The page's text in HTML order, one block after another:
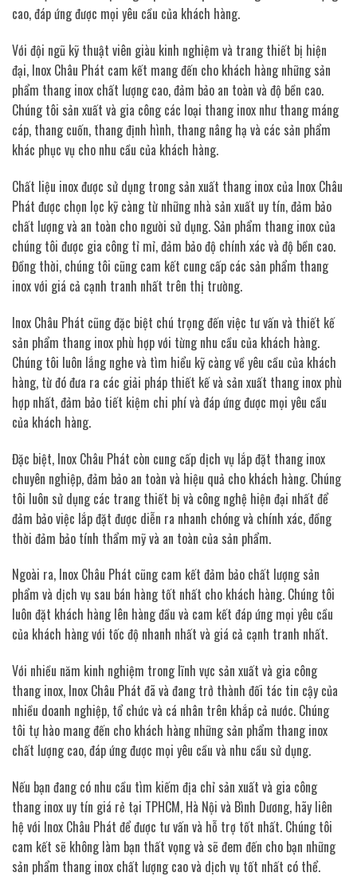
cao, đáp ứng được mọi yêu cầu của khách hàng.
Với đội ngũ kỹ thuật viên giàu kinh nghiệm và trang thiết bị hiện
đại, Inox Châu Phát cam kết mang đến cho khách hàng những sản
phẩm thang inox chất lượng cao, đảm bảo an toàn và độ bền cao.
Chúng tôi sản xuất và gia công các loại thang inox như thang máng
cáp, thang cuốn, thang định hình, thang nâng hạ và các sản phẩm
khác phục vụ cho nhu cầu của khách hàng.
Chất liệu inox được sử dụng trong sản xuất thang inox của Inox Châu
Phát được chọn lọc kỹ càng từ những nhà sản xuất uy tín, đảm bảo
chất lượng và an toàn cho người sử dụng. Sản phẩm thang inox của
chúng tôi được gia công tỉ mỉ, đảm bảo độ chính xác và độ bền cao.
Đồng thời, chúng tôi cũng cam kết cung cấp các sản phẩm thang
inox với giá cả cạnh tranh nhất trên thị trường.
Inox Châu Phát cũng đặc biệt chú trọng đến việc tư vấn và thiết kế
sản phẩm thang inox phù hợp với từng nhu cầu của khách hàng.
Chúng tôi luôn lắng nghe và tìm hiểu kỹ càng về yêu cầu của khách
hàng, từ đó đưa ra các giải pháp thiết kế và sản xuất thang inox phù
hợp nhất, đảm bảo tiết kiệm chi phí và đáp ứng được mọi yêu cầu
của khách hàng.
Đặc biệt, Inox Châu Phát còn cung cấp dịch vụ lắp đặt thang inox
chuyên nghiệp, đảm bảo an toàn và hiệu quả cho khách hàng. Chúng
tôi luôn sử dụng các trang thiết bị và công nghệ hiện đại nhất để
đảm bảo việc lắp đặt được diễn ra nhanh chóng và chính xác, đồng
thời đảm bảo tính thẩm mỹ và an toàn của sản phẩm.
Ngoài ra, Inox Châu Phát cũng cam kết đảm bảo chất lượng sản
phẩm và dịch vụ sau bán hàng tốt nhất cho khách hàng. Chúng tôi
luôn đặt khách hàng lên hàng đầu và cam kết đáp ứng mọi yêu cầu
của khách hàng với tốc độ nhanh nhất và giá cả cạnh tranh nhất.
Với nhiều năm kinh nghiệm trong lĩnh vực sản xuất và gia công
thang inox, Inox Châu Phát đã và đang trở thành đối tác tin cậy của
nhiều doanh nghiệp, tổ chức và cá nhân trên khắp cả nước. Chúng
tôi tự hào mang đến cho khách hàng những sản phẩm thang inox
chất lượng cao, đáp ứng được mọi yêu cầu và nhu cầu sử dụng.
Nếu bạn đang có nhu cầu tìm kiếm địa chỉ sản xuất và gia công
thang inox uy tín giá rẻ tại TPHCM, Hà Nội và Bình Dương, hãy liên
hệ với Inox Châu Phát để được tư vấn và hỗ trợ tốt nhất. Chúng tôi
cam kết sẽ không làm bạn thất vọng và sẽ đem đến cho bạn những
sản phẩm thang inox chất lượng cao và dịch vụ tốt nhất có thể.